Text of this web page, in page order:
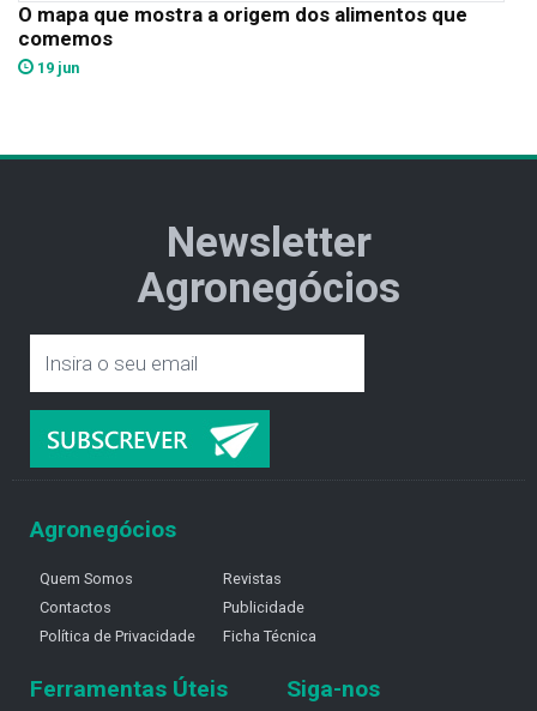
O mapa que mostra a origem dos alimentos que
comemos
19 jun
Newsletter
Agronegócios
Agronegócios
Quem Somos
Contactos
Política de Privacidade
Revistas
Publicidade
Ficha Técnica
Ferramentas Úteis Siga-nos